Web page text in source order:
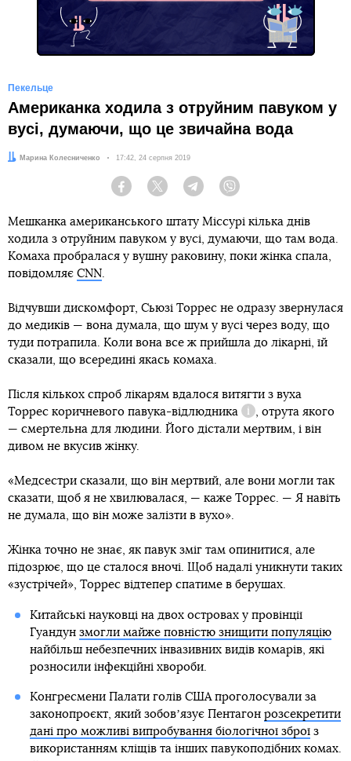
Пекельце
Американка ходила з отруйним павуком у
вусі, думаючи, що це звичайна вода
Автор:
Марина Колесниченко Дата:
17:42, 24 серпня 2019
Facebook Twitter Telegram
Мешканка американського штату Міссурі кілька днів
ходила з отруйним павуком у вусі, думаючи, що там вода.
Комаха пробралася у вушну раковину, поки жінка спала,
повідомляє CNN.
Відчувши дискомфорт, Сьюзі Торрес не одразу звернулася
до медиків — вона думала, що шум у вусі через воду, що
туди потрапила. Коли вона все ж прийшла до лікарні, їй
сказали, що всередині якась комаха.
Після кількох спроб лікарям вдалося витягти з вуха
Торрес коричневого павука-відлюдника
Довідка
, отрута якого
— смертельна для людини. Його дістали мертвим, і він
дивом не вкусив жінку.
«Медсестри сказали, що він мертвий, але вони могли так
сказати, щоб я не хвилювалася, — каже Торрес. — Я навіть
не думала, що він може залізти в вухо».
Жінка точно не знає, як павук зміг там опинитися, але
підозрює, що це сталося вночі. Щоб надалі уникнути таких
«зустрічей», Торрес відтепер спатиме в берушах.
Китайські науковці на двох островах у провінції
Гуандун змогли майже повністю знищити популяцію
найбільш небезпечних інвазивних видів комарів, які
розносили інфекційні хвороби.
Конгресмени Палати голів США проголосували за
законопроєкт, який зобовʼязує Пентагон розсекретити
дані про можливі випробування біологічної зброїз
використанням кліщів та інших павукоподібних комах.